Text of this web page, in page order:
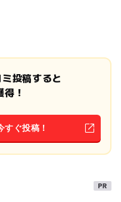
投稿すると
！
すぐ投稿！